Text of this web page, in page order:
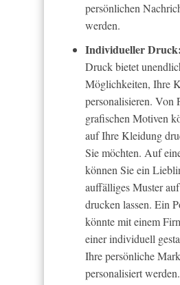
persönlichen
werden.
Individueller Druck:
Druck bietet
Möglichkeiten, Ihre
personalisieren. Von
grafischen Motiven
auf Ihre Kleidung
Sie möchten. Auf
können Sie ein
auffälliges Muster
drucken lassen. Ein
könnte mit einem
einer individuell
Ihre persönliche
personalisiert werden.